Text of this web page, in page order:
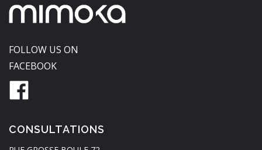
FOLLOW US ON
FACEBOOK
CONSULTATIONS